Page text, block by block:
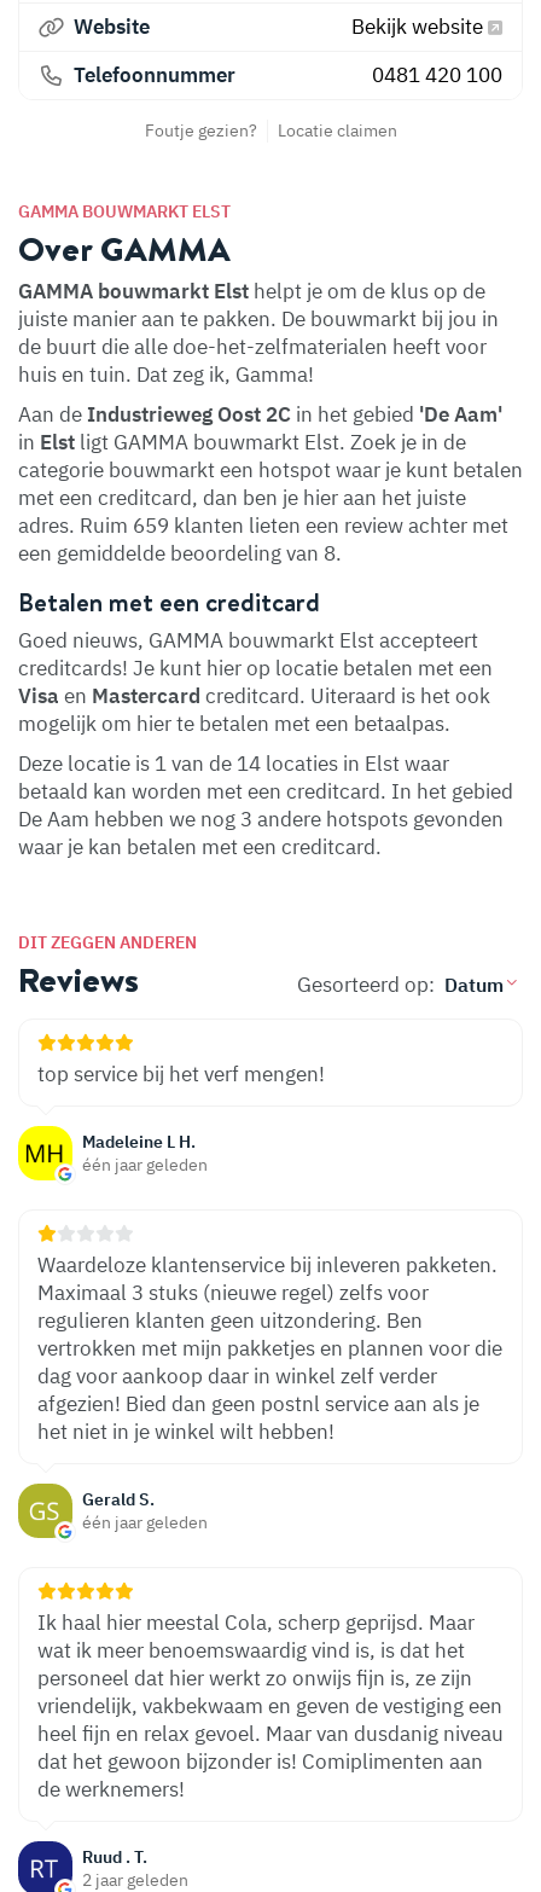
GAMMA BOUWMARKT ELST
Over GAMMA
GAMMA bouwmarkt Elst helpt je om de klus op de
juiste manier aan te pakken. De bouwmarkt bij jou in
de buurt die alle doe-het-zelfmaterialen heeft voor
huis en tuin. Dat zeg ik, Gamma!
Aan de Industrieweg Oost 2C in het gebied 'De Aam'
in Elst ligt GAMMA bouwmarkt Elst. Zoek je in de
categorie bouwmarkt een hotspot waar je kunt betalen
met een creditcard, dan ben je hier aan het juiste
adres. Ruim 659 klanten lieten een review achter met
een gemiddelde beoordeling van 8.
Betalen met een creditcard
Goed nieuws, GAMMA bouwmarkt Elst accepteert
creditcards! Je kunt hier op locatie betalen met een
Visa en Mastercard creditcard. Uiteraard is het ook
mogelijk om hier te betalen met een betaalpas.
Deze locatie is 1 van de 14 locaties in Elst waar
betaald kan worden met een creditcard. In het gebied
De Aam hebben we nog 3 andere hotspots gevonden
waar je kan betalen met een creditcard.
Website
Bekijk website
Telefoonnummer
0481 420 100
Foutje gezien? Locatie claimen
DIT ZEGGEN ANDEREN
Reviews Gesorteerd op:
Madeleine L H.
één jaar geleden
top service bij het verf mengen!
Gerald S.
één jaar geleden
Waardeloze klantenservice bij inleveren pakketen.
Maximaal 3 stuks (nieuwe regel) zelfs voor
regulieren klanten geen uitzondering. Ben
vertrokken met mijn pakketjes en plannen voor die
dag voor aankoop daar in winkel zelf verder
afgezien! Bied dan geen postnl service aan als je
het niet in je winkel wilt hebben!
Ruud . T.
2 jaar geleden
Ik haal hier meestal Cola, scherp geprijsd. Maar
wat ik meer benoemswaardig vind is, is dat het
personeel dat hier werkt zo onwijs fijn is, ze zijn
vriendelijk, vakbekwaam en geven de vestiging een
heel fijn en relax gevoel. Maar van dusdanig niveau
dat het gewoon bijzonder is! Comiplimenten aan
de werknemers!